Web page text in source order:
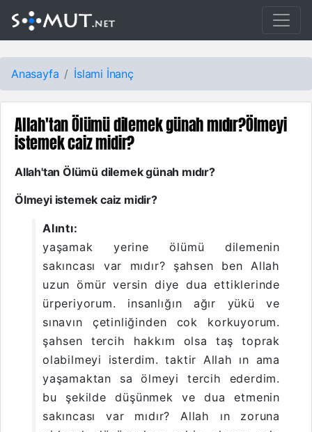
Anasayfa İslami İnanç
Allah'tan Ölümü dilemek günah mıdır?Ölmeyi
istemek caiz midir?
Allah'tan Ölümü dilemek günah mıdır?
Ölmeyi istemek caiz midir?
Alıntı:
yaşamak yerine ölümü dilemenin
sakıncası var mıdır? şahsen ben Allah
uzun ömür versin diye dua ettiklerinde
ürperiyorum. insanlığın ağır yükü ve
sınavın çetinliğinden cok korkuyorum.
şahsen tercih hakkım olsa taş toprak
olabilmeyi isterdim. taktir Allah ın ama
yaşamaktan sa ölmeyi tercih ederdim.
bu şekilde düşünmek ve dua etmenin
sakıncası var mıdır? Allah ın zoruna